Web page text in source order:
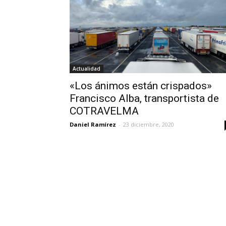
Actualidad
«Los ánimos están crispados»
Francisco Alba, transportista de
COTRAVELMA
Daniel Ramírez - 23 diciembre, 2020